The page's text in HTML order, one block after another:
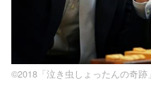
©2018「泣き虫しょったんの奇